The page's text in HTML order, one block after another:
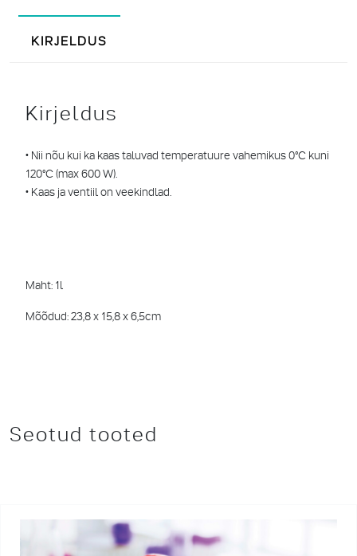
KIRJELDUS
Kirjeldus
• Nii nõu kui ka kaas taluvad temperatuure vahemikus 0°C kuni
120°C (max 600 W).
• Kaas ja ventiil on veekindlad.
Maht: 1l
Mõõdud: 23,8 x 15,8 x 6,5cm
Seotud tooted